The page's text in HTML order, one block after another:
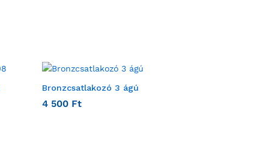
Bronzcsatlakozó 3 ágú
4 500 Ft